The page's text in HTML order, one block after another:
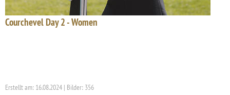
Courchevel Day 2 - Women
Erstellt am: 16.08.2024 | Bilder: 356